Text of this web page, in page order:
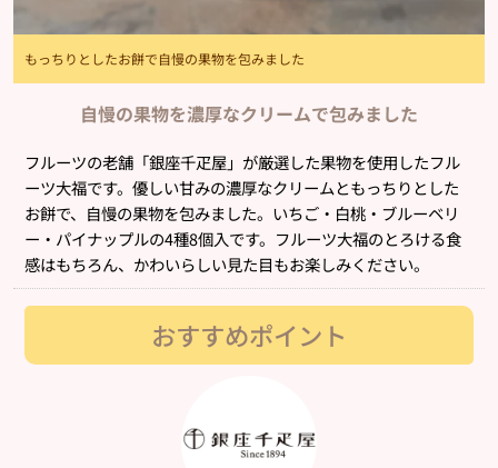
もっちりとしたお餅で自慢の果物を包みました
自慢の果物を濃厚なクリームで包みました
フルーツの老舗「銀座千疋屋」が厳選した果物を使用したフル
ーツ大福です。優しい甘みの濃厚なクリームともっちりとした
お餅で、自慢の果物を包みました。いちご・白桃・ブルーベリ
ー・パイナップルの4種8個入です。フルーツ大福のとろける食
感はもちろん、かわいらしい見た目もお楽しみください。
おすすめポイント